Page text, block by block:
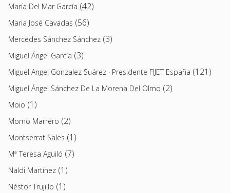
María Del Mar García (42)
Maria José Cavadas (56)
Mercedes Sánchez Sánchez (3)
Miguel Ángel García (3)
Miguel Angel Gonzalez Suárez · Presidente FIJET España (121)
Miguel Ángel Sánchez De La Morena Del Olmo (2)
Moio (1)
Momo Marrero (2)
Montserrat Sales (1)
Mª Teresa Aguiló (7)
Naldi Martínez (1)
Néstor Trujillo (1)